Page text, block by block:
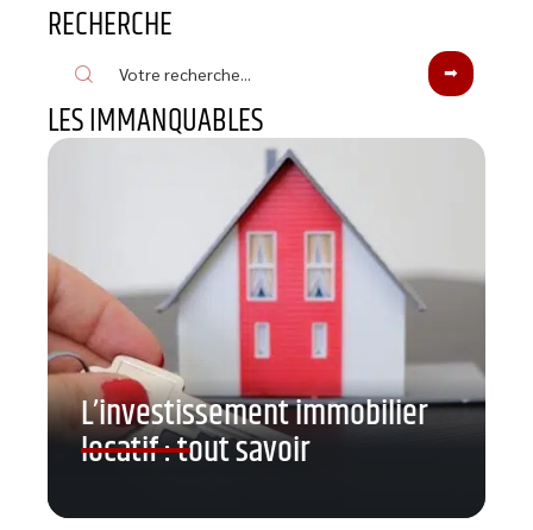
RECHERCHE
LES IMMANQUABLES
L’investissement immobilier
locatif : tout savoir